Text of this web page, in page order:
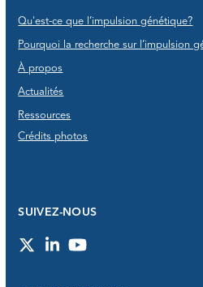
Qu'est-ce que l’impulsion génétique?
Pourquoi la recherche sur l’impulsion
À propos
Actualités
Ressources
Crédits photos
SUIVEZ-NOUS
TwitterLinkedInYouTube